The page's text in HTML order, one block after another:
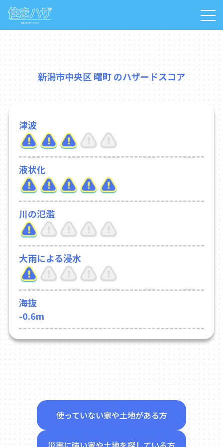
新潟市中央区 曙町 のハザードスコア
津波
液状化
川の氾濫
大雨による浸水
海抜
-0.6m
使っていない家や土地がある方